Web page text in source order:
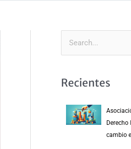
Recientes
Derecho
cambio